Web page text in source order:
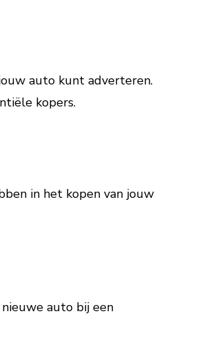
auto kunt adverteren.
kopers.
in het kopen van jouw
auto bij een